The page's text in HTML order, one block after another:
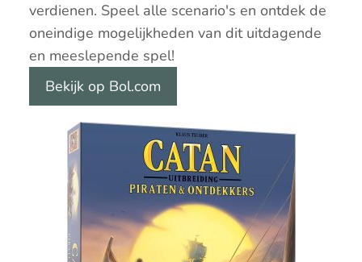
verdienen. Speel alle scenario's en ontdek de
oneindige mogelijkheden van dit uitdagende
en meeslepende spel!
Bekijk op Bol.com